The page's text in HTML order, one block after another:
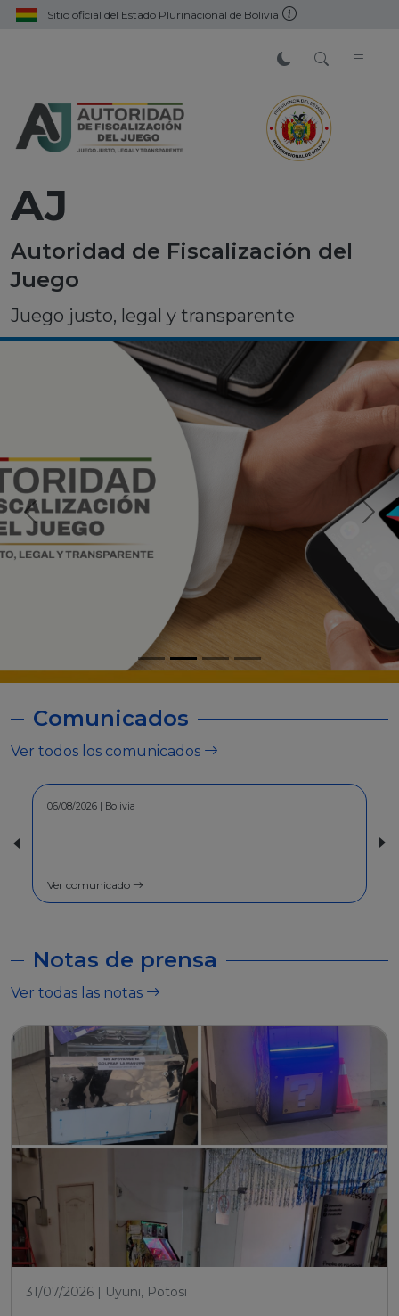
Sitio oficial del Estado Plurinacional de Bolivia
AJ
Autoridad de Fiscalización del
Juego
Juego justo, legal y transparente
Comunicados
Ver todos los comunicados
30/07/2026 | Bolivia
Ver comunicado
Notas de prensa
Ver todas las notas
31/07/2026 | Uyuni, Potosi